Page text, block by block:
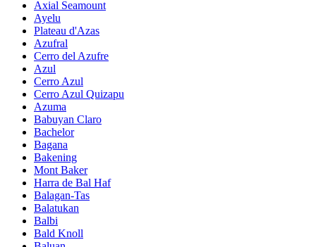
Axial Seamount
Ayelu
Plateau d'Azas
Azufral
Cerro del Azufre
Azul
Cerro Azul
Cerro Azul Quizapu
Azuma
Babuyan Claro
Bachelor
Bagana
Bakening
Mont Baker
Harra de Bal Haf
Balagan-Tas
Balatukan
Balbi
Bald Knoll